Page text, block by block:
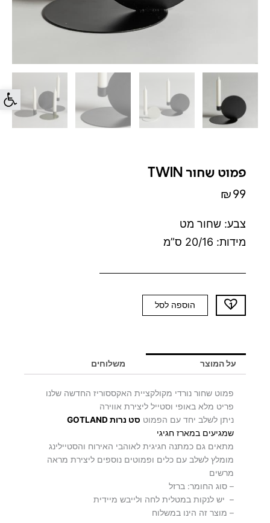
פתח
פמוט שחור TWIN
₪99
צבע: שחור מט
מידות: 20/16 ס”מ
כמות
של
TWIN
הוספה לסל
על המוצר משלוחים
פמוט שחור נורדי מקולקציית האקססוריז החדשה שלנו
פריט מלא באופי וסטייל ליצירת אווירה
ניתן לשלב יחד עם הפמוט סט נרות GOTLAND
שמגיעים במארז חגיגי
מתאים גם כמתנה חגיגית לאוהבי האירוח והסטיילינג
מומלץ לשלב עם כלים ופמוטים נוספים ליצירת מראה
מרשים
– סוג החומר: ברזל
– יש לנקות במטלית לחה ולייבש מיידית
– מוצר זה הינו במשלוח